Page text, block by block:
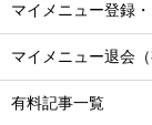
マイメニュー登録
マイメニュー退会（
有料記事一覧